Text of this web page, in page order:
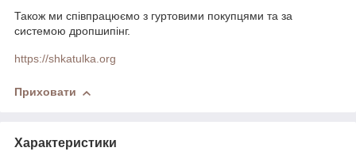
Також ми співпрацюємо з гуртовими покупцями та за
системою дропшипінг.
https://shkatulka.org
Приховати
Характеристики